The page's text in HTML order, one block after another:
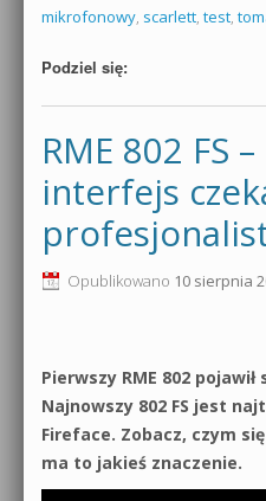
mikrofonowy, scarlett, test,
Podziel się:
RME 802 FS
interfejs
Opublikowano 10 sierpnia
Pierwszy RME 802 pojawił
Najnowszy 802 FS jest
Fireface. Zobacz, czym
ma to jakieś znaczenie.